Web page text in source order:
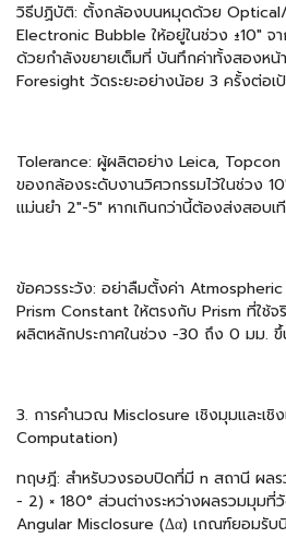
วิธีปฏิบัติ: ตั้งกล้องบนหมุดด้วย
Electronic Bubble ให้อยู่ในช่วง ±10"
ด้วยกำลังขยายเต็มที่ บันทึกค่าทั้งสองห
Foresight วัดระยะอย่างน้อย 3 ครั้งต่อเ
Tolerance: ผู้ผลิตอย่าง Leica,
ของกล้องระดับงานวิศวกรรมไว้ในช่วง
แม่นยำ 2"-5" หากเกินกว่านี้ต้องส่งสอบเ
ข้อควรระวัง: อย่าลืมตั้งค่า
Prism Constant ให้ตรงกับ Prism ที่ใช้
ผลิตหลักประกาศในช่วง −30 ถึง 0 มม.
3. การคำนวณ Misclosure เชิงมุมและเชิ
Computation)
ทฤษฎี: สำหรับวงรอบปิดที่มี n สถานี ผล
− 2) × 180° ส่วนต่างระหว่างผลรวมมุม
Angular Misclosure (Δα) เกณฑ์ยอมรับ